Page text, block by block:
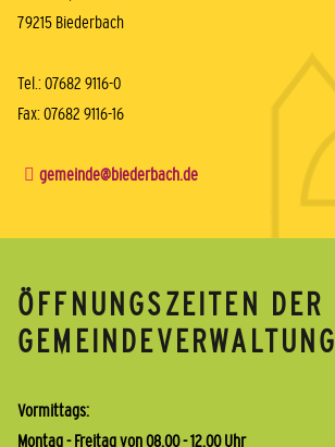
79215 Biederbach
Tel.: 07682 9116-0
Fax: 07682 9116-16
gemeinde@biederbach.de
ÖFFNUNGSZEITEN DER
GEMEINDEVERWALTUNG
Vormittags:
Montag - Freitag von 08.00 - 12.00 Uhr